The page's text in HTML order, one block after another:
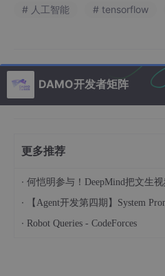
# 人工智能 # tensorflow
DAMO开发者矩阵
更多推荐
· 何恺明参与！DeepMind把文生视频模型做
· 【Agent开发第四期】System
· Robot Queries - CodeForces